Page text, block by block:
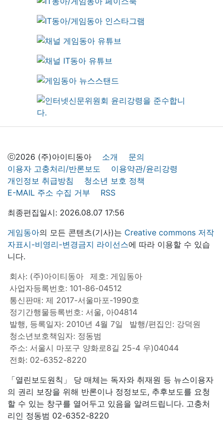
ⓒ2026 (주)아이티동아 소개
문의
이용자 고충처리/반론보도
이용약관/윤리강령
개인정보 취급방침
청소년 보호 정책
E-MAIL 주소 수집 거부
RSS
최종편집일시: 2026.08.07 17:56
게임동아의 모든 콘텐츠(기사)는 Creative commons 저작
자표시-비영리-변경금지 라이선스에 따라 이용할 수 있습
니다.
회사: (주)아이티동아
제호: 게임동아
사업자등록번호: 101-86-04512
통신판매: 제 2017-서울마포-1990호
정기간행물등록번호: 서울, 아04814
발행, 등록일자: 2010년 4월 7일
발행/편집인: 강덕원
청소년보호책임자: 정동범
주소: 서울시 마포구 양화로8길 25-4 우)04044
전화: 02-6352-8220
「열린보도원칙」 당 매체는 독자와 취재원 등 뉴스이용자
의 권리 보장을 위해 반론이나 정정보도, 추후보도를 요청
할 수 있는 창구를 열어두고 있음을 알려드립니다. 고충처
리인 정동범 02-6352-8220